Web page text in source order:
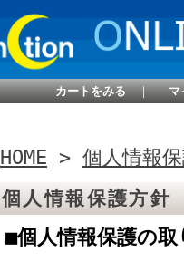
カートをみる ｜ マ
HOME > 個人情報
個人情報保護方針
■個人情報保護の